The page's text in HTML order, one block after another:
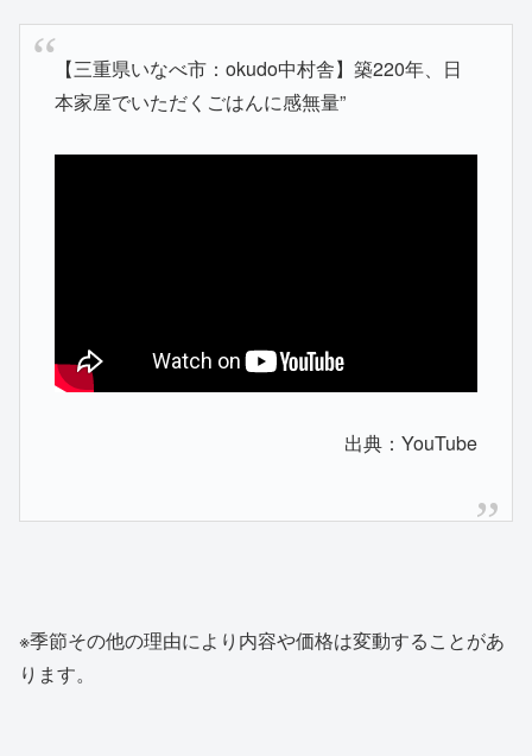
【三重県いなべ市：okudo中村舎】築220年、日
本家屋でいただくごはんに感無量”
出典：YouTube
※季節その他の理由により内容や価格は変動することがあ
ります。